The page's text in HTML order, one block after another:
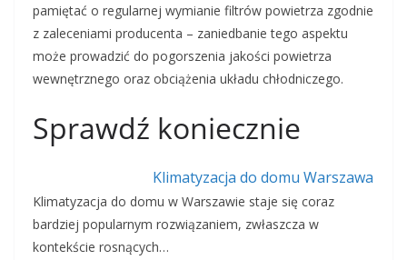
pamiętać o regularnej wymianie filtrów powietrza zgodnie
z zaleceniami producenta – zaniedbanie tego aspektu
może prowadzić do pogorszenia jakości powietrza
wewnętrznego oraz obciążenia układu chłodniczego.
Sprawdź koniecznie
Klimatyzacja do domu Warszawa
Klimatyzacja do domu w Warszawie staje się coraz
bardziej popularnym rozwiązaniem, zwłaszcza w
kontekście rosnących…